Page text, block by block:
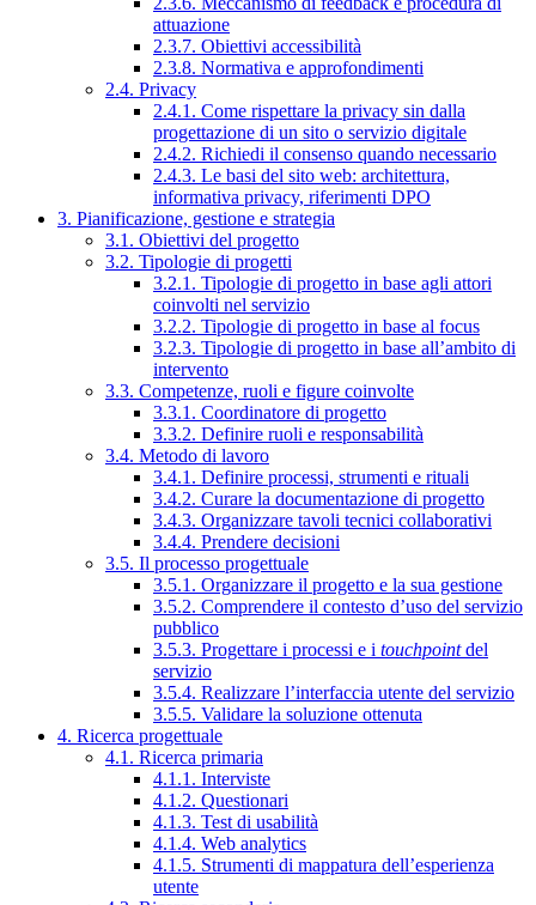
attuazione
2.3.7. Obiettivi accessibilità
2.3.8. Normativa e approfondimenti
2.4. Privacy
2.4.1. Come rispettare la privacy sin dalla
progettazione di un sito o servizio digitale
2.4.2. Richiedi il consenso quando necessario
2.4.3. Le basi del sito web: architettura,
informativa privacy, riferimenti DPO
3. Pianificazione, gestione e strategia
3.1. Obiettivi del progetto
3.2. Tipologie di progetti
3.2.1. Tipologie di progetto in base agli attori
coinvolti nel servizio
3.2.2. Tipologie di progetto in base al focus
3.2.3. Tipologie di progetto in base all’ambito di
intervento
3.3. Competenze, ruoli e figure coinvolte
3.3.1. Coordinatore di progetto
3.3.2. Definire ruoli e responsabilità
3.4. Metodo di lavoro
3.4.1. Definire processi, strumenti e rituali
3.4.2. Curare la documentazione di progetto
3.4.3. Organizzare tavoli tecnici collaborativi
3.4.4. Prendere decisioni
3.5. Il processo progettuale
3.5.1. Organizzare il progetto e la sua gestione
3.5.2. Comprendere il contesto d’uso del servizio
pubblico
3.5.3. Progettare i processi e i touchpointdel
servizio
3.5.4. Realizzare l’interfaccia utente del servizio
3.5.5. Validare la soluzione ottenuta
4. Ricerca progettuale
4.1. Ricerca primaria
4.1.1. Interviste
4.1.2. Questionari
4.1.3. Test di usabilità
4.1.4. Web analytics
4.1.5. Strumenti di mappatura dell’esperienza
utente